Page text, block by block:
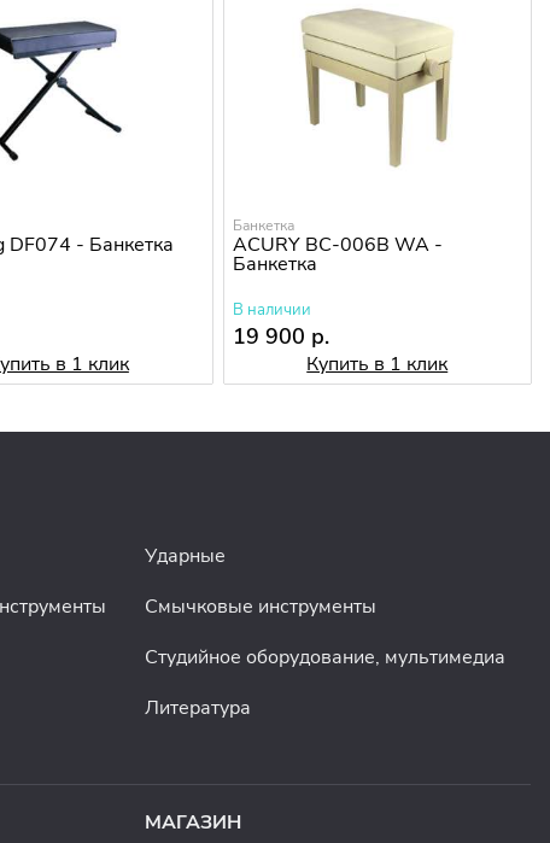
DF074 - Банкетка
в 1 клик
Банкетка
ACURY BC-006B WA -
Банкетка
В наличии
19 900 р.
Купить в 1 клик
Ударные
Смычковые инструменты
Студийное оборудование, мультимедиа
Литература
МАГАЗИН